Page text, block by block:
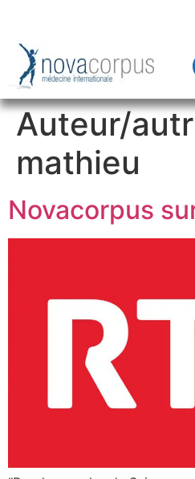
Auteur/
mathieu
Novacorpus